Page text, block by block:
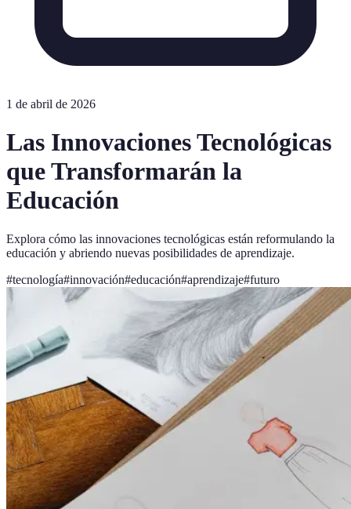
1 de abril de 2026
Las Innovaciones Tecnológicas
que Transformarán la
Educación
Explora cómo las innovaciones tecnológicas están reformulando la
educación y abriendo nuevas posibilidades de aprendizaje.
#tecnología#innovación#educación#aprendizaje#futuro